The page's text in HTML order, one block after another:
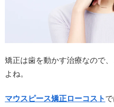
矯正は歯を動かす治療なので
よね。
マウスピース矯正ローコスト で